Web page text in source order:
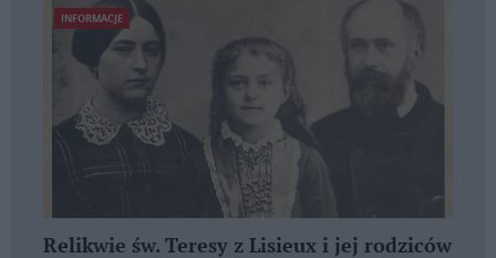
INFORMACJE
Relikwie św. Teresy z Lisieux i jej rodziców